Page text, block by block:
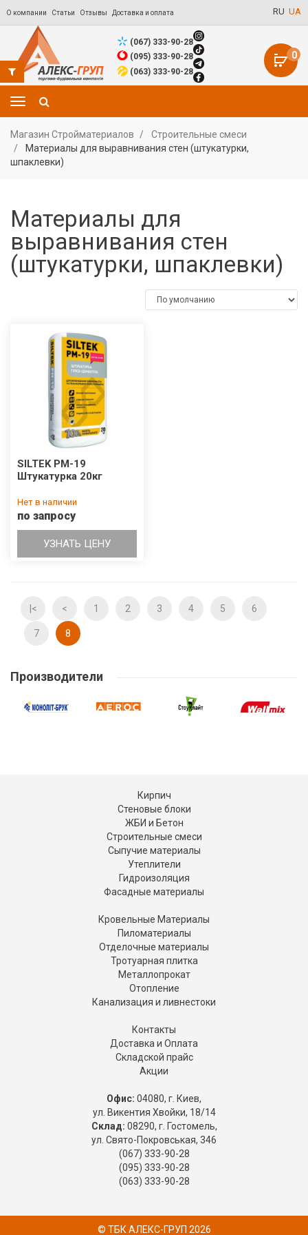
О компании Статьи Отзывы Доставка и оплата RU UA
0
(067) 333-90-28
(095) 333-90-28
(063) 333-90-28
Магазин Стройматериалов
Строительные смеси
Материалы для выравнивания стен (штукатурки,
шпаклевки)
Материалы для
выравнивания стен
(штукатурки, шпаклевки)
SILTEK РМ-19
Штукатурка 20кг
Нет в наличии
по запросу
УЗНАТЬ ЦЕНУ
|< < 1 2 3 4 5 6
7 8
Производители
Кирпич
Стеновые блоки
ЖБИ и Бетон
Строительные смеси
Сыпучие материалы
Утеплители
Гидроизоляция
Фасадные материалы
Кровельные Материалы
Пиломатериалы
Отделочные материалы
Тротуарная плитка
Металлопрокат
Отопление
Канализация и ливнестоки
Контакты
Доставка и Оплата
Складской прайс
Акции
Офис: 04080, г. Киев,
ул. Викентия Хвойки, 18/14
Склад: 08290, г. Гостомель,
ул. Свято-Покровськая, 346
(067) 333-90-28
(095) 333-90-28
(063) 333-90-28
© ТБК АЛЕКС-ГРУП 2026